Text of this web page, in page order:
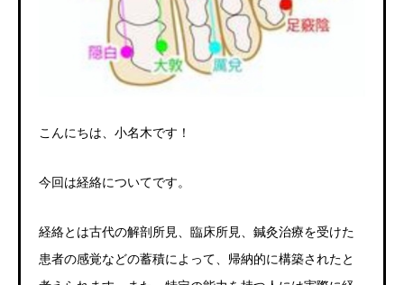
こんにちは、小名木です！
今回は経絡についてです。
経絡とは古代の解剖所見、臨床所見、鍼灸治療を受けた
患者の感覚などの蓄積によって、帰納的に構築されたと